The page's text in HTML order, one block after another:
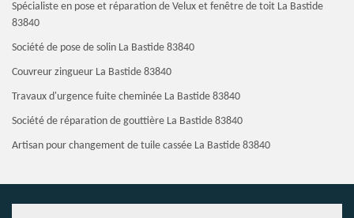
Spécialiste en pose et réparation de Velux et fenêtre de toit La Bastide
83840
Société de pose de solin La Bastide 83840
Couvreur zingueur La Bastide 83840
Travaux d'urgence fuite cheminée La Bastide 83840
Société de réparation de gouttière La Bastide 83840
Artisan pour changement de tuile cassée La Bastide 83840